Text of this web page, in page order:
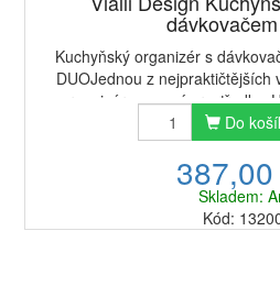
Kuchyňský organizér s
DUOJednou z nejpraktičtějších
organizér na mycí prostředky.
prostředků po umytí
Do
Skladem:
Kód: